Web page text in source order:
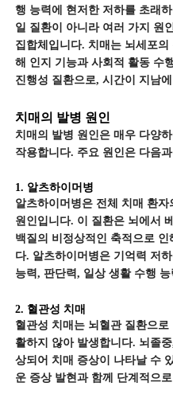
행 능력에 현저한 저하를 초래
일 질환이 아니라 여러 가지 원
집합체입니다. 치매는 뇌세포
해 인지 기능과 사회적 활동 수
진행성 질환으로, 시간이 지남
치매의 발병 원인
치매의 발병 원인은 매우 다양
작용합니다. 주요 원인은 다음
1. 알츠하이머병
알츠하이머병은 전체 치매 환
원인입니다. 이 질환은 뇌에서
백질의 비정상적인 축적으로
다. 알츠하이머병은 기억력 저
능력, 판단력, 일상 생활 수행
2. 혈관성 치매
혈관성 치매는 뇌혈관 질환으
활하지 않아 발생합니다. 뇌졸
상되어 치매 증상이 나타날 수
운 증상 발현과 함께 단계적으